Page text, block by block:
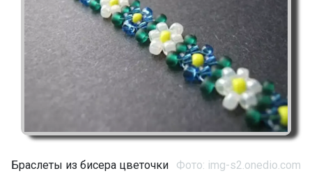
Браслеты из бисера цветочки Фото: img-s2.onedio.com